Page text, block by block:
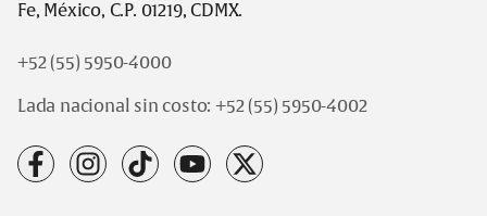
Fe, México, C.P. 01219, CDMX.
+52 (55) 5950-4000
Lada nacional sin costo: +52 (55) 5950-4002
facebookinstagram
tiktok youtube
x